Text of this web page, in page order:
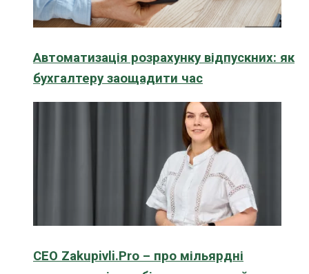
Автоматизація розрахунку відпускних: як
бухгалтеру заощадити час
CEO Zakupivli.Pro – про мільярдні